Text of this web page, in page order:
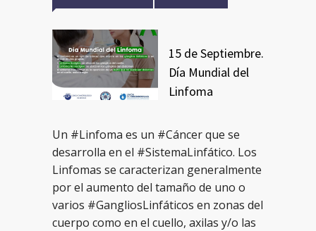
15 de Septiembre.
Día Mundial del
Linfoma
Un #Linfoma es un #Cáncer que se
desarrolla en el #SistemaLinfático. Los
Linfomas se caracterizan generalmente
por el aumento del tamaño de uno o
varios #GangliosLinfáticos en zonas del
cuerpo como en el cuello, axilas y/o las